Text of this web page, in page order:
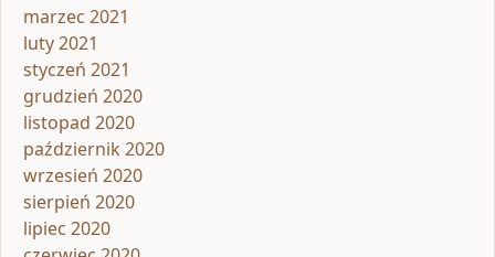
marzec 2021
luty 2021
styczeń 2021
grudzień 2020
listopad 2020
październik 2020
wrzesień 2020
sierpień 2020
lipiec 2020